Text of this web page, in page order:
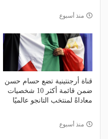
منذ أسبوع
قناة أرجنتينية تضع حسام حسن
ضمن قائمة أكثر 10 شخصيات
معاداةً لمنتخب التانجو عالميًا
منذ أسبوع